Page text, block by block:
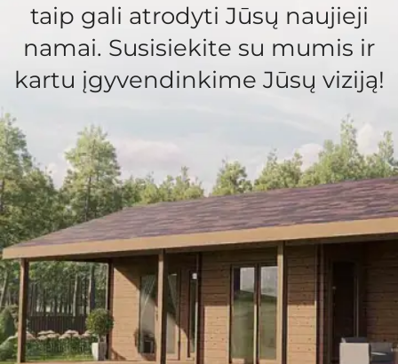
taip gali atrodyti Jūsų naujieji
namai. Susisiekite su mumis ir
kartu įgyvendinkime Jūsų viziją!